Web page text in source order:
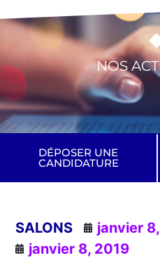
NOS
DÉPOSER UNE
CANDIDATURE
SALONS
janvier
janvier 8, 2019